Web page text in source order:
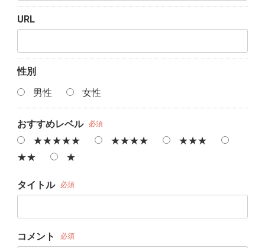
URL
性別
男性
女性
おすすめレベル 必須
★★★★★ ★★★★
★★★
★★
★
タイトル 必須
コメント 必須